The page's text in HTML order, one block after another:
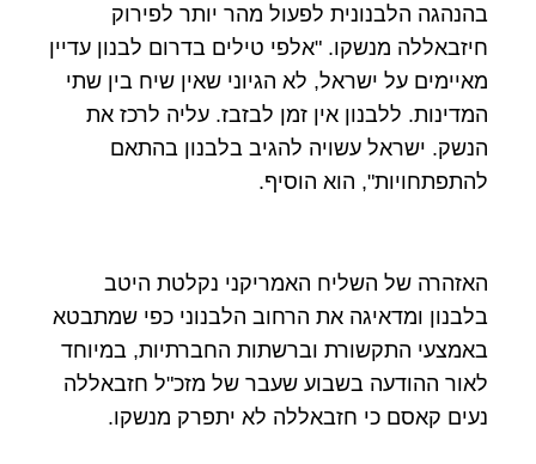
בהנהגה הלבנונית לפעול מהר יותר לפירוק
חיזבאללה מנשקו. "אלפי טילים בדרום לבנון עדיין
מאיימים על ישראל, לא הגיוני שאין שיח בין שתי
המדינות. ללבנון אין זמן לבזבז. עליה לרכז את
הנשק. ישראל עשויה להגיב בלבנון בהתאם
להתפתחויות", הוא הוסיף.
האזהרה של השליח האמריקני נקלטת היטב
בלבנון ומדאיגה את הרחוב הלבנוני כפי שמתבטא
באמצעי התקשורת וברשתות החברתיות, במיוחד
לאור ההודעה בשבוע שעבר של מזכ"ל חזבאללה
נעים קאסם כי חזבאללה לא יתפרק מנשקו.